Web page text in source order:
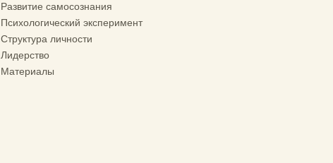
Развитие самосознания
Психологический эксперимент
Структура личности
Лидерство
Материалы